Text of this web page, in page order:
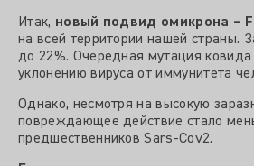
Итак, новый подвид омикрона –
на всей территории нашей страны.
до 22%. Очередная мутация ковида
уклонению вируса от иммунитета
Однако, несмотря на высокую
повреждающее действие стало
предшественников Sars-Cov2.